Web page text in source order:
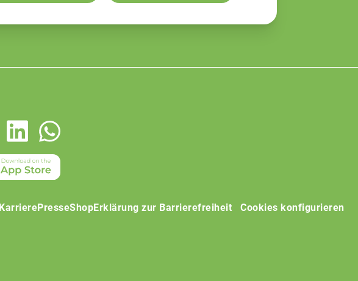
KarrierePresseShopErklärung zur Barrierefreiheit Cookies konfigurieren